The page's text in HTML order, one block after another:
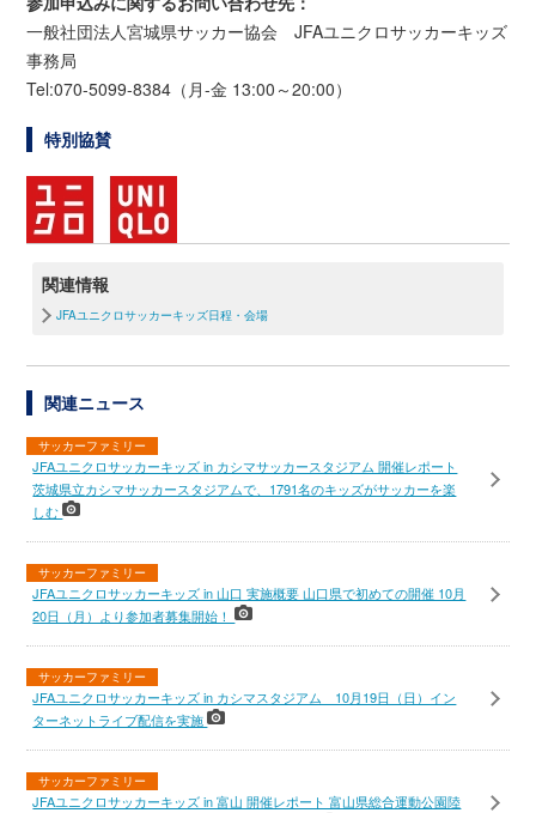
一般社団法人宮城県サッカー協会 JFAユニクロサッカーキッズ
事務局
Tel:070-5099-8384（月-金 13:00～20:00）
特別協賛
関連情報
JFAユニクロサッカーキッズ日程・会場
関連ニュース
サッカーファミリー
JFAユニクロサッカーキッズ in カシマサッカースタジアム 開催レポート
茨城県立カシマサッカースタジアムで、1791名のキッズがサッカーを楽
しむ
サッカーファミリー
JFAユニクロサッカーキッズ in 山口 実施概要 山口県で初めての開催 10月
20日（月）より参加者募集開始！
サッカーファミリー
JFAユニクロサッカーキッズ in カシマスタジアム 10月19日（日）イン
ターネットライブ配信を実施
サッカーファミリー
JFAユニクロサッカーキッズ in 富山 開催レポート 富山県総合運動公園陸